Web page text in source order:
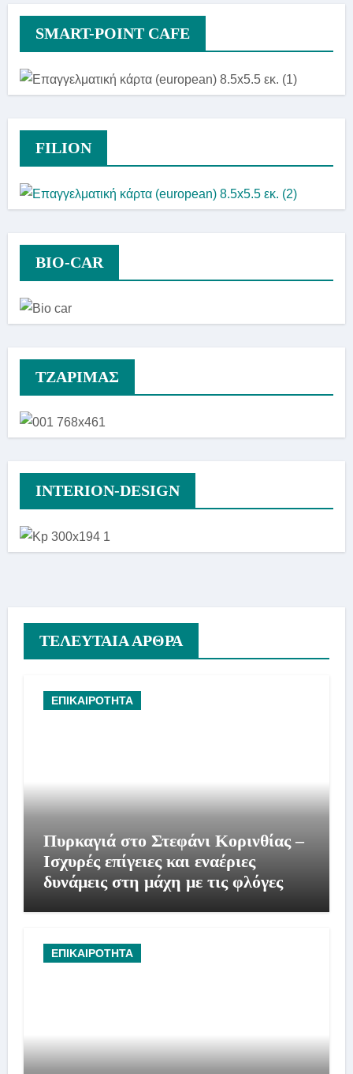
SMART-POINT CAFE
FILION
BIO-CAR
TZAΡΙΜΑΣ
INTERION-DESIGN
ΤΕΛΕΥΤΑΙΑ ΑΡΘΡΑ
ΕΠΙΚΑΙΡΟΤΗΤΑ
Πυρκαγιά στο Στεφάνι Κορινθίας –
Ισχυρές επίγειες και εναέριες
δυνάμεις στη μάχη με τις φλόγες
ΕΠΙΚΑΙΡΟΤΗΤΑ